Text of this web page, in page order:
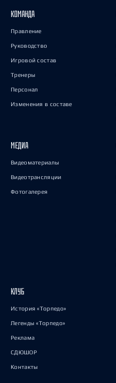
КОМАНДА
Правление
Руководство
Игровой состав
Тренеры
Персонал
Изменения в составе
МЕДИА
Видеоматериалы
Видеотрансляции
Фотогалерея
КЛУБ
История «Торпедо»
Легенды «Торпедо»
Реклама
СДЮШОР
Контакты